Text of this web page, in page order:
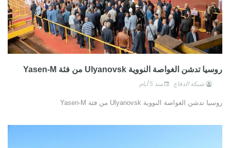
روسيا تدشن الغواصة النووية Ulyanovsk من فئة Yasen-M
شبكة الدفاع منذ 5 أيام
روسيا تدشن الغواصة النووية Ulyanovsk من فئة Yasen-M